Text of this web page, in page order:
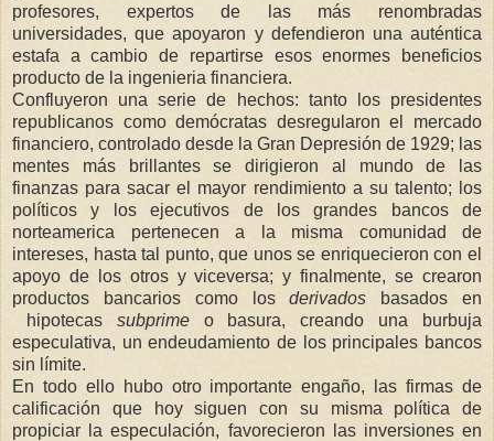
profesores, expertos de las más renombradas
universidades, que apoyaron y defendieron una auténtica
estafa a cambio de repartirse esos enormes beneficios
producto de la ingenieria financiera.
Confluyeron una serie de hechos: tanto los presidentes
republicanos como demócratas desregularon el mercado
financiero, controlado desde la Gran Depresión de 1929; las
mentes más brillantes se dirigieron al mundo de las
finanzas para sacar el mayor rendimiento a su talento; los
políticos y los ejecutivos de los grandes bancos de
norteamerica pertenecen a la misma comunidad de
intereses, hasta tal punto, que unos se enriquecieron con el
apoyo de los otros y viceversa; y finalmente, se crearon
productos bancarios como losderivados basados en
hipotecas subprimeo basura, creando una burbuja
especulativa, un endeudamiento de los principales bancos
sin límite.
En todo ello hubo otro importante engaño, las firmas de
calificación que hoy siguen con su misma política de
propiciar la especulación, favorecieron las inversiones en